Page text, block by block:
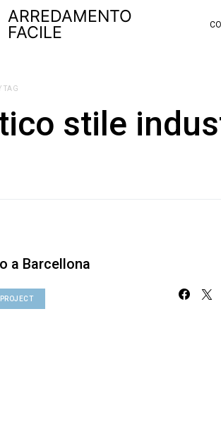
ARREDAMENTO
FACILE
TAG
stile
a Barcellona